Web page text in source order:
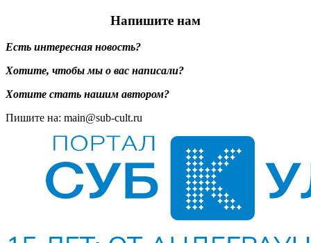
Напишите нам
Есть интересная новость?
Хотите, чтобы мы о вас написали?
Хотите стать нашим автором?
Пишите на: main@sub-cult.ru